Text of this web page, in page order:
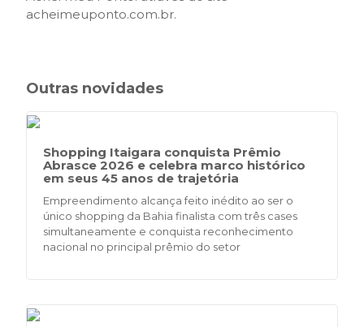
acheimeuponto.com.br.
Outras novidades
Shopping Itaigara conquista Prêmio
Abrasce 2026 e celebra marco histórico
em seus 45 anos de trajetória
Empreendimento alcança feito inédito ao ser o
único shopping da Bahia finalista com três cases
simultaneamente e conquista reconhecimento
nacional no principal prêmio do setor